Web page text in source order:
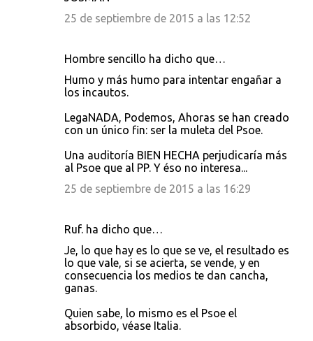
25 de septiembre de 2015 a las 12:52
Hombre sencillo ha dicho que…
Humo y más humo para intentar engañar a
los incautos.
LegaNADA, Podemos, Ahoras se han creado
con un único fin: ser la muleta del Psoe.
Una auditoría BIEN HECHA perjudicaría más
al Psoe que al PP. Y éso no interesa...
25 de septiembre de 2015 a las 16:29
Ruf. ha dicho que…
Je, lo que hay es lo que se ve, el resultado es
lo que vale, si se acierta, se vende, y en
consecuencia los medios te dan cancha,
ganas.
Quien sabe, lo mismo es el Psoe el
absorbido, véase Italia.